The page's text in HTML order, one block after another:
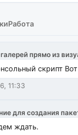
Работа
прямо из
скрипт
11:33
для создания
ждать.